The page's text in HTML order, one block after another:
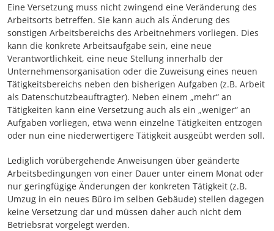
Eine Versetzung muss nicht zwingend eine Veränderung des
Arbeitsorts betreffen. Sie kann auch als Änderung des
sonstigen Arbeitsbereichs des Arbeitnehmers vorliegen. Dies
kann die konkrete Arbeitsaufgabe sein, eine neue
Verantwortlichkeit, eine neue Stellung innerhalb der
Unternehmensorganisation oder die Zuweisung eines neuen
Tätigkeitsbereichs neben den bisherigen Aufgaben (z.B. Arbeit
als Datenschutzbeauftragter). Neben einem „mehr“ an
Tätigkeiten kann eine Versetzung auch als ein „weniger“ an
Aufgaben vorliegen, etwa wenn einzelne Tätigkeiten entzogen
oder nun eine niederwertigere Tätigkeit ausgeübt werden soll.
Lediglich vorübergehende Anweisungen über geänderte
Arbeitsbedingungen von einer Dauer unter einem Monat oder
nur geringfügige Änderungen der konkreten Tätigkeit (z.B.
Umzug in ein neues Büro im selben Gebäude) stellen dagegen
keine Versetzung dar und müssen daher auch nicht dem
Betriebsrat vorgelegt werden.